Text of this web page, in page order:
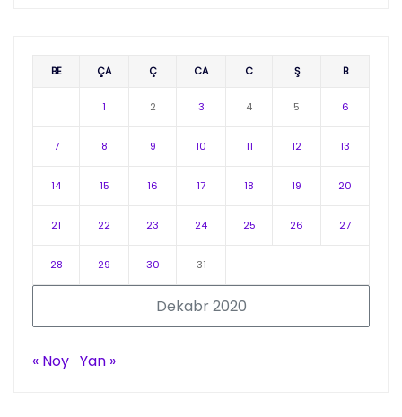
Dekabr 2020
BE ÇA Ç CA C Ş B
1 2 3 4 5 6
7 8 9 10 11 12 13
14 15 16 17 18 19 20
21 22 23 24 25 26 27
28 29 30 31
« Noy Yan »